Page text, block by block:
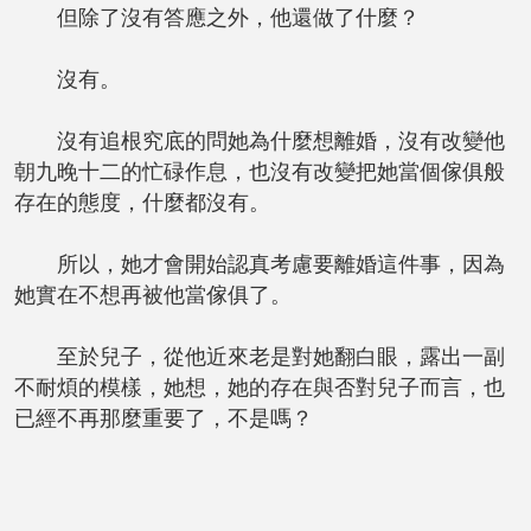
但除了沒有答應之外，他還做了什麼？
沒有。
沒有追根究底的問她為什麼想離婚，沒有改變他
朝九晚十二的忙碌作息，也沒有改變把她當個傢俱般
存在的態度，什麼都沒有。
所以，她才會開始認真考慮要離婚這件事，因為
她實在不想再被他當傢俱了。
至於兒子，從他近來老是對她翻白眼，露出一副
不耐煩的模樣，她想，她的存在與否對兒子而言，也
已經不再那麼重要了，不是嗎？